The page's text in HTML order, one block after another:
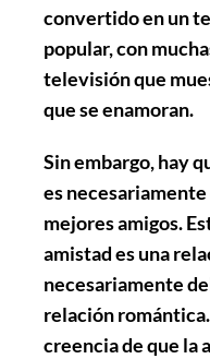
convertido en un
popular, con
televisión que
que se enamoran.
Sin embargo, hay
es
mejores amigos.
amistad es una
necesariamente
relación romántica.
creencia de que la